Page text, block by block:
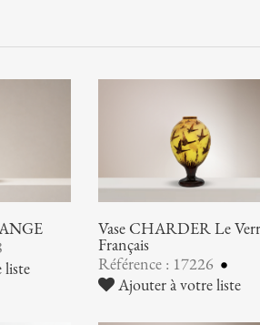
Vase CHARDER Le
Français
Référence : 17226
Ajouter à votre liste